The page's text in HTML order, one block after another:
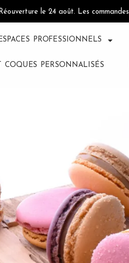
le 24 août. Les
PROFESSIONNELS
COQUES PERSONNALISÉS